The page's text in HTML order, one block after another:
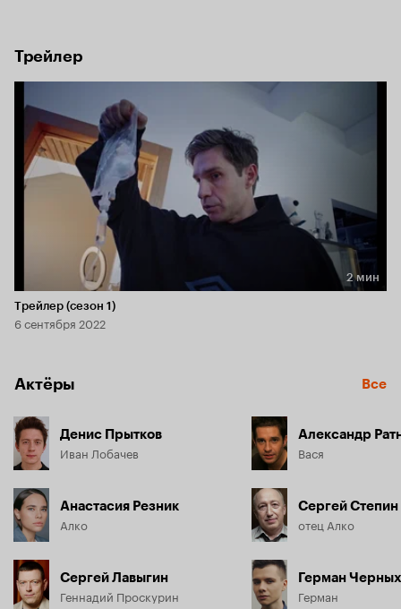
Трейлер
Длительность 2 мин
2 мин
Трейлер (сезон 1)
6 сентября 2022
Актёры Все
Денис Прытков
Иван Лобачев
Анастасия Резник
Алко
Сергей Лавыгин
Геннадий Проскурин
Александр
Вася
Сергей Степин
отец Алко
Герман Черных
Герман